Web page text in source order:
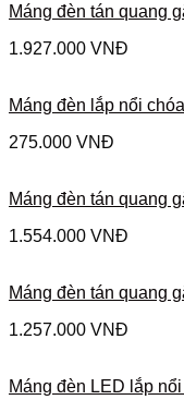
Máng đèn tán quang
1.927.000 VNĐ
Máng đèn lắp nổi
275.000 VNĐ
Máng đèn tán quang
1.554.000 VNĐ
Máng đèn tán quang
1.257.000 VNĐ
Máng đèn LED lắp